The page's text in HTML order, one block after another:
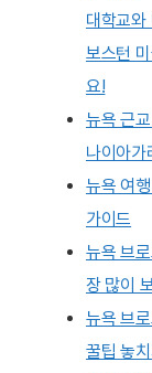
대학교
보스턴
요!
뉴욕 근
나이아가
뉴욕 여
가이드
뉴욕 브
장 많이
뉴욕 브
꿀팁 놓